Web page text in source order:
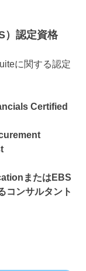
認定資格
に関する認定
Certified
またはEBS
コンサルタント